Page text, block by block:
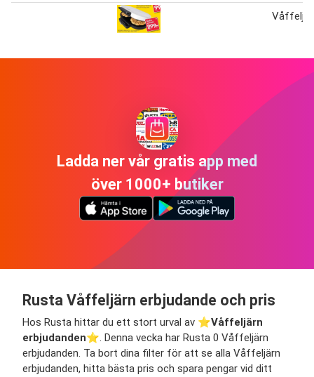
Ladda ner vår gratis app med
över 1000+ butiker
Rusta Våffeljärn erbjudande och pris
Hos Rusta hittar du ett stort urval av ⭐️Våffeljärn
erbjudanden⭐️. Denna vecka har Rusta 0 Våffeljärn
erbjudanden. Ta bort dina filter för att se alla Våffeljärn
erbjudanden, hitta bästa pris och spara pengar vid ditt